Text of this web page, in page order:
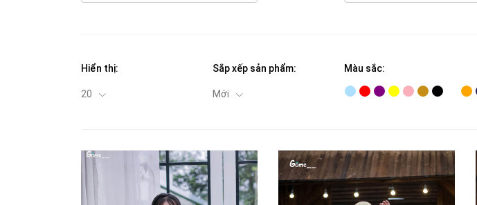
Hiển thị:
20
Sắp xếp sản phẩm:
Mới
Màu sắc: